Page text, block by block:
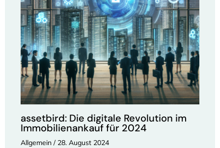
assetbird: Die digitale Revolution im
Immobilienankauf für 2024
Allgemein/ 28. August 2024